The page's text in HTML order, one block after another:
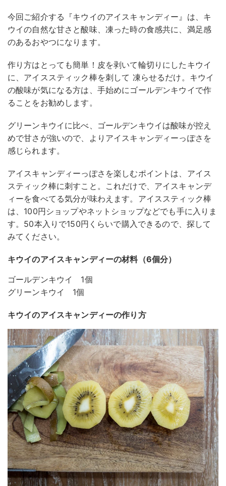
今回ご紹介する『キウイのアイスキャンディー』は、キ
ウイの自然な甘さと酸味、凍った時の食感共に、満足感
のあるおやつになります。
作り方はとっても簡単！皮を剥いて輪切りにしたキウイ
に、アイススティック棒を刺して 凍らせるだけ。キウイ
の酸味が気になる方は、手始めにゴールデンキウイで作
ることをお勧めします。
グリーンキウイに比べ、ゴールデンキウイは酸味が控え
めで甘さが強いので、よりアイスキャンディーっぽさを
感じられます。
アイスキャンディーっぽさを楽しむポイントは、アイス
スティック棒に刺すこと。これだけで、アイスキャンデ
ィーを食べてる気分が味わえます。アイススティック棒
は、100円ショップやネットショップなどでも手に入りま
す。50本入りで150円くらいで購入できるので、探して
みてください。
キウイのアイスキャンディーの材料（6個分）
ゴールデンキウイ 1個
グリーンキウイ 1個
キウイのアイスキャンディーの作り方